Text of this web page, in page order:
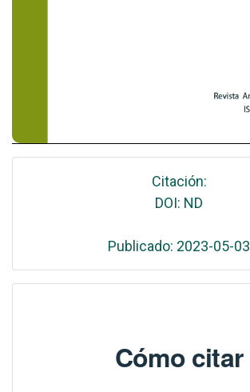
Citación:
DOI: ND
Publicado: 2023-05-03
Cómo citar